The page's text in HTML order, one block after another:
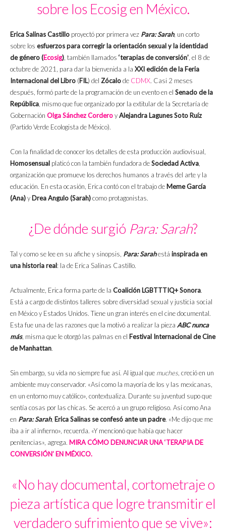
sobre los Ecosig en México.
Erica Salinas Castillo proyectó por primera vez Para: Sarah, un corto
sobre los esfuerzos para corregir la orientación sexual y la identidad
de género (Ecosig), también llamados ‘terapias de conversión’, el 8 de
octubre de 2021, para dar la bienvenida a la XXI edición de la Feria
Internacional del Libro (FIL) del Zócalode CDMX. Casi 2 meses
después, formó parte de la programación de un evento en el Senado de la
República, mismo que fue organizado por la extitular de la Secretaría de
Gobernación Olga Sánchez CorderoyAlejandra Lagunes Soto Ruíz
(Partido Verde Ecologista de México).
Con la finalidad de conocer los detalles de esta producción audiovisual,
Homosensual platicó con la también fundadora deSociedad Activa,
organización que promueve los derechos humanos a través del arte y la
educación. En esta ocasión, Erica contó con el trabajo de Meme García
(Ana)y Drea Angulo (Sarah)como protagonistas.
¿De dónde surgió Para: Sarah?
Tal y como se lee en su afiche y sinopsis, Para: Sarahestá inspirada en
una historia real: la de Erica Salinas Castillo.
Actualmente, Erica forma parte de la Coalición LGBTTTIQ+ Sonora.
Está a cargo de distintos talleres sobre diversidad sexual y justicia social
en México y Estados Unidos. Tiene un gran interés en el cine documental.
Esta fue una de las razones que la motivó a realizar la pieza ABC nunca
más, misma que le otorgó las palmas en el Festival Internacional de Cine
de Manhattan.
Sin embargo, su vida no siempre fue así. Al igual que muches, creció en un
ambiente muy conservador. «Así como la mayoría de los y las mexicanas,
en un entorno muy católico», contextualiza. Durante su juventud supo que
sentía cosas por las chicas. Se acercó a un grupo religioso. Así como Ana
en Para: Sarah, Erica Salinas se confesó ante un padre. «Me dijo que me
iba a ir al infierno», recuerda. «Y mencionó que había que hacer
penitencias», agrega. MIRA CÓMO DENUNCIAR UNA ‘TERAPIA DE
CONVERSIÓN’ EN MÉXICO.
«No hay documental, cortometraje o
pieza artística que logre transmitir el
verdadero sufrimiento que se vive»: